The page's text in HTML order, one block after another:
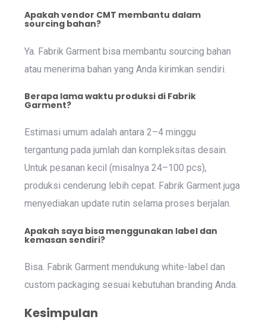
Apakah vendor CMT membantu dalam
sourcing bahan?
Ya. Fabrik Garment bisa membantu sourcing bahan
atau menerima bahan yang Anda kirimkan sendiri.
Berapa lama waktu produksi di Fabrik
Garment?
Estimasi umum adalah antara 2–4 minggu
tergantung pada jumlah dan kompleksitas desain.
Untuk pesanan kecil (misalnya 24–100 pcs),
produksi cenderung lebih cepat. Fabrik Garment juga
menyediakan update rutin selama proses berjalan.
Apakah saya bisa menggunakan label dan
kemasan sendiri?
Bisa. Fabrik Garment mendukung white-label dan
custom packaging sesuai kebutuhan branding Anda.
Kesimpulan